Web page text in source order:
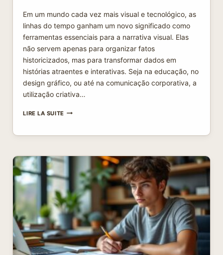
Em um mundo cada vez mais visual e tecnológico, as
linhas do tempo ganham um novo significado como
ferramentas essenciais para a narrativa visual. Elas
não servem apenas para organizar fatos
historicizados, mas para transformar dados em
histórias atraentes e interativas. Seja na educação, no
design gráfico, ou até na comunicação corporativa, a
utilização criativa…
LIRE LA SUITELINHAS
CRIATIVAS:
A
FORMA
CONTAR
HISTÓRIAS